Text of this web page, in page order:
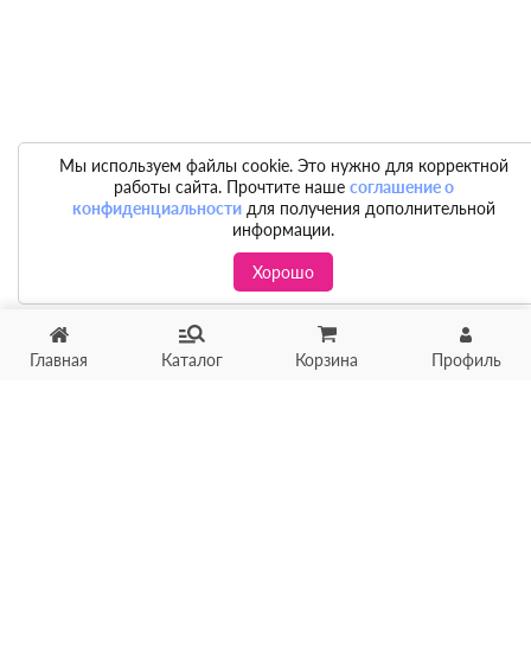
Главная Каталог Корзина Профиль
Мы используем файлы cookie. Это нужно для корректной
работы сайта. Прочтите наше соглашение о
конфиденциальностидля получения дополнительной
информации.
Хорошо